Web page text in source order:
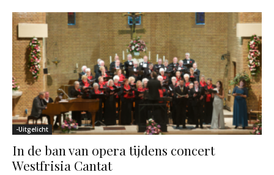
-Uitgelicht
In de ban van opera tijdens concert
Westfrisia Cantat